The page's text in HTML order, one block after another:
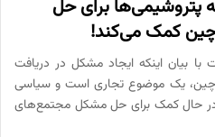
پتروشیمی‌ها برای حل
کمک می‌کند!
با بیان اینکه ایجاد مشکل در دریافت
چین، یک موضوع تجاری است و سیاسی
حال کمک برای حل مشکل مجتمع‌های